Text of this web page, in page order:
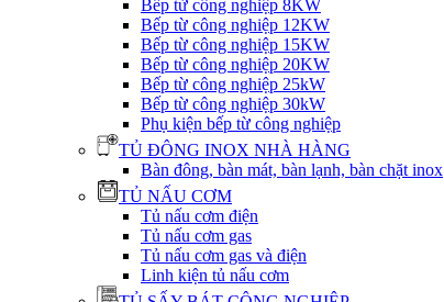
Bếp từ công nghiệp 8KW
Bếp từ công nghiệp 12KW
Bếp từ công nghiệp 15KW
Bếp từ công nghiệp 20KW
Bếp từ công nghiệp 25kW
Bếp từ công nghiệp 30kW
Phụ kiện bếp từ công nghiệp
TỦ ĐÔNG INOX NHÀ HÀNG
Bàn đông, bàn mát, bàn lạnh, bàn chặt inox
TỦ NẤU CƠM
Tủ nấu cơm điện
Tủ nấu cơm gas
Tủ nấu cơm gas và điện
Linh kiện tủ nấu cơm